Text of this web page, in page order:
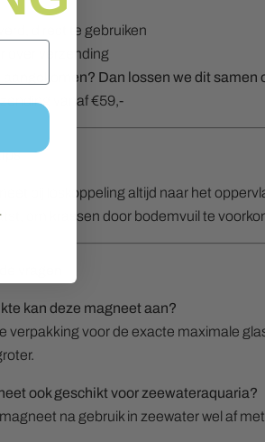
direct te gebruiken
over verzending
aangekomen? Dan lossen we dit samen
vanaf €59,-
bij loskoppeling altijd naar het
om krassen door bodemvuil te
kan deze magneet aan?
verpakking voor de exacte maximale
ook geschikt voor zeewateraquaria?
na gebruik in zeewater wel af